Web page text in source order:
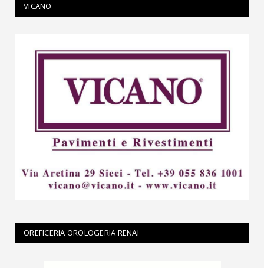
VICANO
OREFICERIA OROLOGERIA RENAI